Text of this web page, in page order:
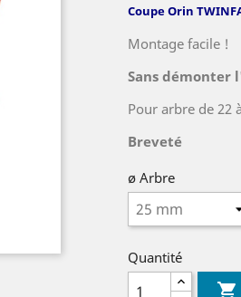
Coupe Orin
Montage facile !
Sans démonter
Pour arbre de 22
Breveté
ø Arbre
Quantité
